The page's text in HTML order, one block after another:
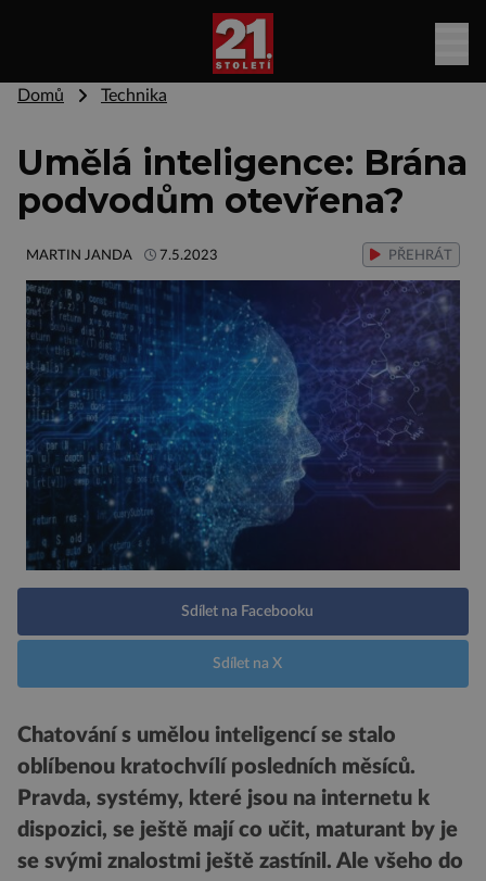
Domů Technika
Umělá inteligence: Brána
podvodům otevřena?
MARTIN JANDA 7.5.2023 PŘEHRÁT
Sdílet na Facebooku
Sdílet na X
Chatování s umělou inteligencí se stalo
oblíbenou kratochvílí posledních měsíců.
Pravda, systémy, které jsou na internetu k
dispozici, se ještě mají co učit, maturant by je
se svými znalostmi ještě zastínil. Ale všeho do